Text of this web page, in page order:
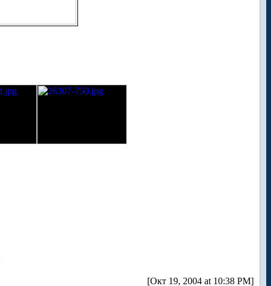
[Окт 19, 2004 at 10:38 PM]